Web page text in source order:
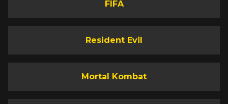
FIFA
Resident Evil
Mortal Kombat